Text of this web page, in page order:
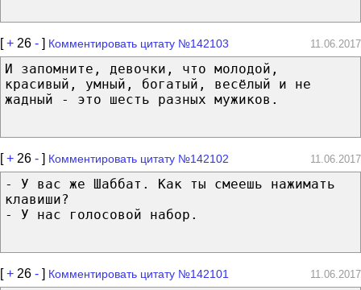
[+ 26 - ] Комментировать цитату №142103 11.06.2017
И запомните, девочки, что молодой,
красивый, умный, богатый, весёлый и не
жадный - это шесть разных мужиков.
[+ 26 - ] Комментировать цитату №142102 11.06.2017
- У вас же Шаббат. Как ты смеешь нажимать
клавиши?
- У нас голосовой набор.
[+ 26 - ] Комментировать цитату №142101 11.06.2017